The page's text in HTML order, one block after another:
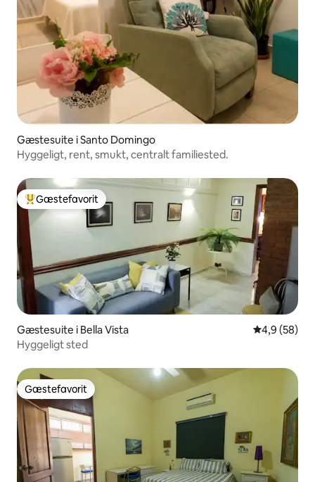
Gæstesuite i Santo Domingo
Hyggeligt, rent, smukt, centralt familiested.
Bedste gæstefavorit
Gæstefavorit
Gæstesuite i Bella Vista 4,9 ud af 5 i
4,9 (58)
Hyggeligt sted
Gæstefavorit
Gæstefavorit